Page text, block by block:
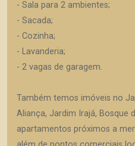
- Sala para 2 ambientes;
- Sacada;
- Cozinha;
- Lavanderia;
- 2 vagas de garagem.
Também temos imóveis no
Aliança, Jardim Irajá, Bosque
apartamentos próximos a